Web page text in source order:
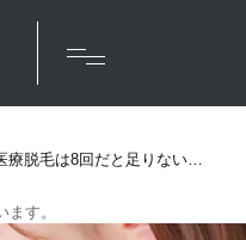
医療脱毛は8回だと足りない？効果を実感できる回数は何回か解説！
す。